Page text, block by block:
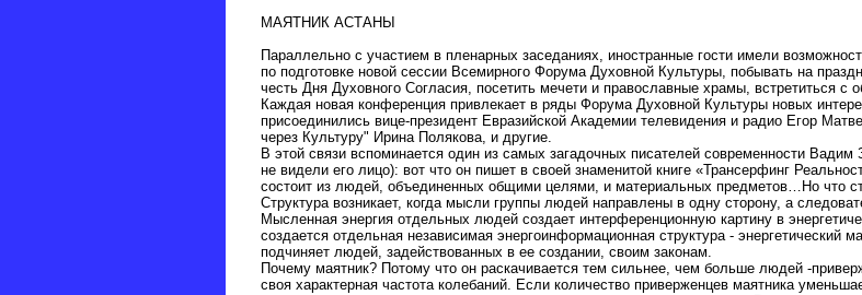
МАЯТНИК АСТАНЫ
Параллельно с участием в пленарных заседаниях, иностранные гости имели
по подготовке новой сессии Всемирного Форума Духовной Культуры, побывать на
честь Дня Духовного Согласия, посетить мечети и православные храмы, встретиться с
Каждая новая конференция привлекает в ряды Форума Духовной Культуры новых
присоединились вице-президент Евразийской Академии телевидения и радио Егор
через Культуру" Ирина Полякова, и другие.
В этой связи вспоминается один из самых загадочных писателей современности
не видели его лицо): вот что он пишет в своей знаменитой книге «Трансерфинг
состоит из людей, объединенных общими целями, и материальных предметов…Но что
Структура возникает, когда мысли группы людей направлены в одну сторону, а
Мысленная энергия отдельных людей создает интерференционную картину в
создается отдельная независимая энергоинформационная структура - энергетический
подчиняет людей, задействованных в ее создании, своим законам.
Почему маятник? Потому что он раскачивается тем сильнее, чем больше людей -
своя характерная частота колебаний. Если количество приверженцев маятника